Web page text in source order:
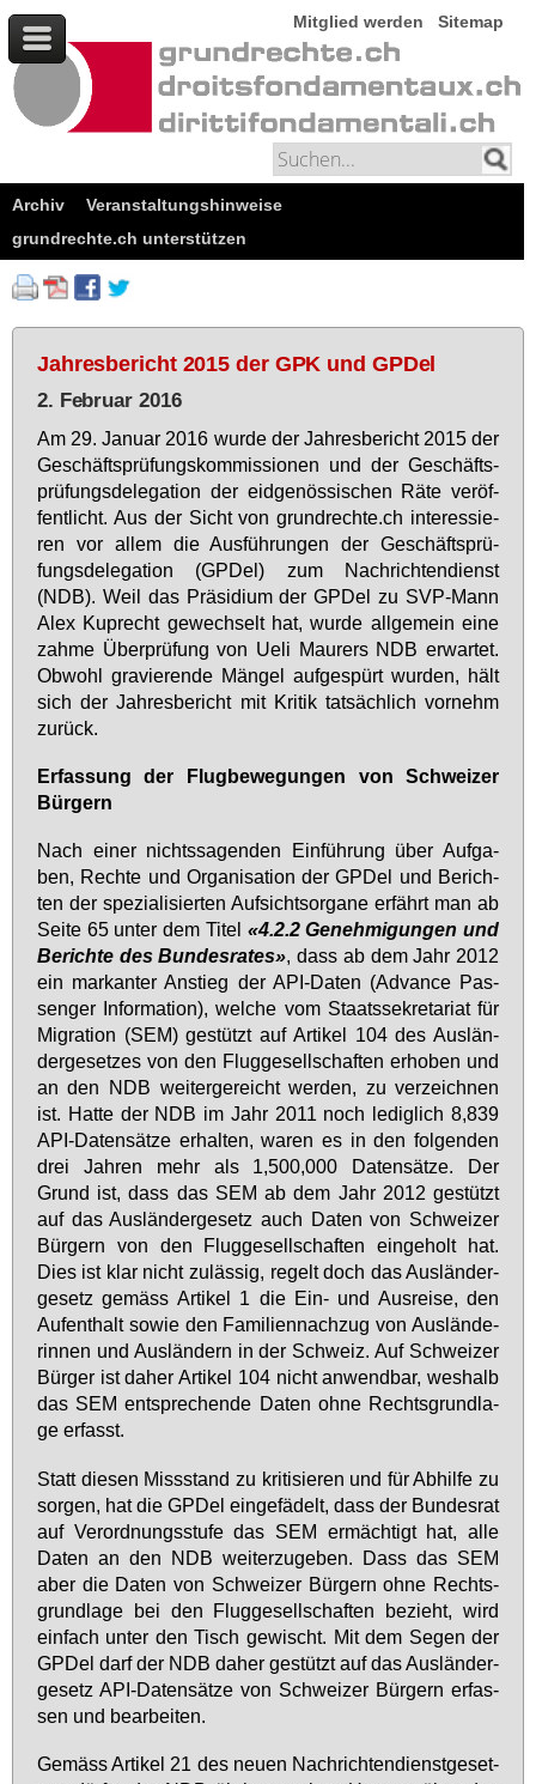
Mitglied werden Sitemap
Archiv
Veranstaltungshinweise
grundrechte.ch unterstützen
Jahresbericht 2015 der GPK und GPDel
2. Februar 2016
Am 29. Ja­nu­ar 2016 wur­de der Jah­res­be­richt 2015 der
Ge­schäfts­prü­fungs­kom­mis­sio­nen und der Ge­schäfts­
prü­fungs­de­le­ga­ti­on der eid­ge­nös­si­schen Rä­te ver­öf­
fent­licht. Aus der Sicht von grund­rech­te.ch in­ter­es­sie­
ren vor al­lem die Aus­füh­run­gen der Ge­schäfts­prü­
fungs­de­le­ga­ti­on (GPDel) zum Nach­rich­ten­dienst
(NDB). Weil das Prä­si­di­um der GPDel zu SVP-Mann
Alex Kuprecht ge­wech­selt hat, wur­de all­ge­mein ei­ne
zah­me Über­prü­fung von Ue­li Mau­rers NDB er­war­tet.
Ob­wohl gra­vie­ren­de Män­gel auf­ge­spürt wur­den, hält
sich der Jah­res­be­richt mit Kri­tik tat­säch­lich vor­nehm
zu­rück.
Er­fas­sung der Flug­be­we­gun­gen von Schwei­zer
Bür­gern
Nach ei­ner nichts­sa­gen­den Ein­füh­rung über Auf­ga­
ben, Rech­te und Or­ga­ni­sa­ti­on der GPDel und Be­rich­
ten der spe­zia­li­sier­ten Auf­sichts­or­ga­ne er­fährt man ab
Sei­te 65 un­ter dem Ti­tel «4.2.2 Ge­neh­mi­gun­gen und
Be­rich­te des Bun­des­ra­tes», dass ab dem Jahr 2012
ein mar­kan­ter An­stieg der API-Da­ten (Ad­van­ce Pas­
sen­ger In­for­ma­ti­on), wel­che vom Staats­se­kre­ta­ri­at für
Mi­gra­ti­on (SEM) ge­stützt auf Ar­ti­kel 104 des Aus­län­
der­ge­set­zes von den Flug­ge­sell­schaf­ten er­ho­ben und
an den NDB wei­ter­ge­reicht wer­den, zu ver­zeich­nen
ist. Hat­te der NDB im Jahr 2011 noch le­dig­lich 8,839
API-Da­ten­sät­ze er­hal­ten, wa­ren es in den fol­gen­den
drei Jah­ren mehr als 1,500,000 Da­ten­sät­ze. Der
Grund ist, dass das SEM ab dem Jahr 2012 ge­stützt
auf das Aus­län­der­ge­setz auch Da­ten von Schwei­zer
Bür­gern von den Flug­ge­sell­schaf­ten ein­ge­holt hat.
Dies ist klar nicht zu­läs­sig, re­gelt doch das Aus­län­der­
ge­setz ge­mäss Ar­ti­kel 1 die Ein- und Aus­rei­se, den
Auf­ent­halt so­wie den Fa­mi­li­en­nach­zug von Aus­län­de­
rin­nen und Aus­län­dern in der Schweiz. Auf Schwei­zer
Bür­ger ist da­her Ar­ti­kel 104 nicht an­wend­bar, wes­halb
das SEM ent­spre­chen­de Da­ten oh­ne Rechts­grund­la­
ge er­fasst.
Statt die­sen Miss­stand zu kri­ti­sie­ren und für Ab­hil­fe zu
sor­gen, hat die GPDel ein­ge­fä­delt, dass der Bun­des­rat
auf Ver­ord­nungs­stu­fe das SEM er­mäch­tigt hat, al­le
Da­ten an den NDB wei­ter­zu­ge­ben. Dass das SEM
aber die Da­ten von Schwei­zer Bür­gern oh­ne Rechts­
grund­la­ge bei den Flug­ge­sell­schaf­ten be­zieht, wird
ein­fach un­ter den Tisch ge­wischt. Mit dem Se­gen der
GPDel darf der NDB da­her ge­stützt auf das Aus­län­der­
ge­setz API-Da­ten­sät­ze von Schwei­zer Bür­gern er­fas­
sen und be­ar­bei­ten.
Ge­mäss Ar­ti­kel 21 des neu­en Nach­rich­ten­dienst­ge­set­